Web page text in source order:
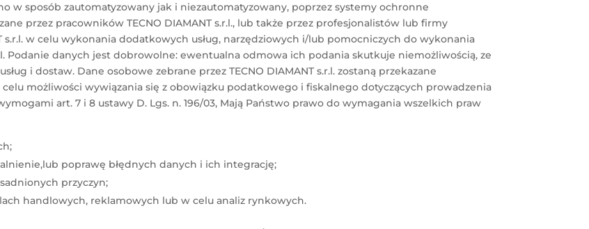
w sposób zautomatyzowany jak i niezautomatyzowany, poprzez systemy ochronne
przez pracowników TECNO DIAMANT s.r.l., lub także przez profesjonalistów lub firmy
s.r.l. w celu wykonania dodatkowych usług, narzędziowych i/lub pomocniczych do wykonania
Podanie danych jest dobrowolne: ewentualna odmowa ich podania skutkuje niemożliwością, ze
i dostaw. Dane osobowe zebrane przez TECNO DIAMANT s.r.l. zostaną przekazane
możliwości wywiązania się z obowiązku podatkowego i fiskalnego dotyczących prowadzenia
art. 7 i 8 ustawy D. Lgs. n. 196/03, Mają Państwo prawo do wymagania wszelkich praw
poprawę błędnych danych i ich integrację;
przyczyn;
handlowych, reklamowych lub w celu analiz rynkowych.